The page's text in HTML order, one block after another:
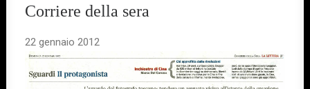
Corriere della sera
22 gennaio 2012